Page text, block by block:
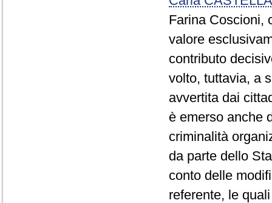
Farina Coscioni,
valore
contributo
volto, tuttavia, a
avvertita dai
è emerso anche
criminalità
da parte dello
conto delle
referente, le